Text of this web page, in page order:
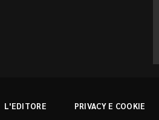
L'EDITORE PRIVACY E COOKIE